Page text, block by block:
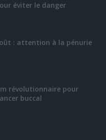
éviter le danger
: attention à la pénurie
révolutionnaire pour
buccal